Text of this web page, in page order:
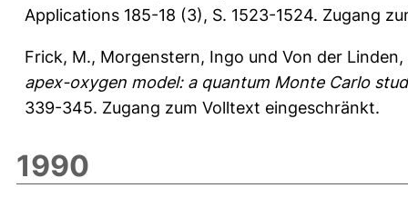
Applications 185-18 (3), S. 1523-1524. Zugang
Frick, M., Morgenstern, Ingo und Von der
apex-oxygen model: a quantum Monte Carlo
339-345. Zugang zum Volltext eingeschränkt.
1990